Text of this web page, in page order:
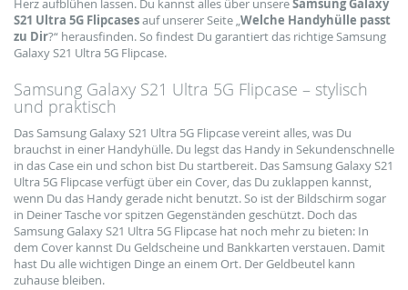
S21 Ultra 5G Flipcasesauf unserer Seite „ Welche Handyhülle passt
zu Dir?“ herausfinden. So findest Du garantiert das richtige Samsung
Galaxy S21 Ultra 5G Flipcase.
Samsung Galaxy S21 Ultra 5G Flipcase – stylisch
und praktisch
Das Samsung Galaxy S21 Ultra 5G Flipcase vereint alles, was Du
brauchst in einer Handyhülle. Du legst das Handy in Sekundenschnelle
in das Case ein und schon bist Du startbereit. Das Samsung Galaxy S21
Ultra 5G Flipcase verfügt über ein Cover, das Du zuklappen kannst,
wenn Du das Handy gerade nicht benutzt. So ist der Bildschirm sogar
in Deiner Tasche vor spitzen Gegenständen geschützt. Doch das
Samsung Galaxy S21 Ultra 5G Flipcase hat noch mehr zu bieten: In
dem Cover kannst Du Geldscheine und Bankkarten verstauen. Damit
hast Du alle wichtigen Dinge an einem Ort. Der Geldbeutel kann
zuhause bleiben.